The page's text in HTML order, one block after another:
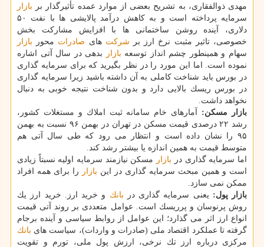
مهدی ذوالفقاری، به تشریح بعضی از موارد عمده تأثیرگذار بر بازار
سرمایه پرداخته است و به كاهش درآمد پالایشی ها با نفت ۵۰
دلاری، آینده روشن ساختمانی ها با افزایش مشاركت بخش
خصوصی، تاثیر مثبت نرخ ارز بر شركت های صادرات محور بازار
سهام و همینطور چشم انداز توسعه بازار
بدهی در سال آتی اشاره
نموده است. اما این مورد را در نظر بگیرید كه برای سرمایه گذاری
در بورس باید شناخت كاملی به آن داشته باشید زیرا سرمایه گذاری
در بورس ریسك بالایی دارد و بدون شناخت نتیجه خوبی به دنبال
نخواهد داشت.
بازار مسكن:
آمارهای خام سامانه ثبت املاك و مستغلات كشور،
رشد ۲۲ درصدی قیمت مسكن در تهران در بهمن ۹۶ نسبت به بهمن
۹۵ را نشان داده است و انتظار می رود كه طی سال آتی هم
متوسط قیمت به همین اندازه یا بیشتر رشد كند.
اما سرمایه گذاری در بازار
مسكن نیازمند سرمایه اولیه نسبتاً زیادی
است و همین مبحث سرمایه گذاری در این بازار
را برای همه افراد
ممكن نمی سازد.
بازار پول: یعنی سرمایه گذاری در بانك و خرید ارز. خرید ارز یك
روش پرنوسان و پرریسك است. عوامل متعددی بر روند آتی قیمت
انواع ارز اثر می گذارد؛ این عوامل از روابط سیاسی و آینده برجام
گرفته تا عملكرد اقتصاد ملی (صادرات و واردات)، سیاست های بانك
مركزی درباره ارز تك نرخی، ارزش پول ملی، تورم و تقویت